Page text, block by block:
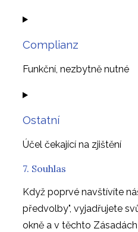
Consent
service
wordfence
Complianz
Funkční, nezbytně nutné
Consent
service
complianz
Ostatní
Účel čekající na zjištění
Consent
to
service
ostatní
7. Souhlas
Když poprvé navštívíte
předvolby", vyjadřujete
okně a v těchto